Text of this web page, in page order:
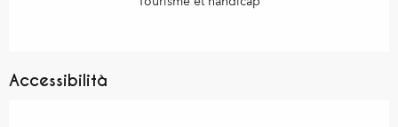
Accessibilità